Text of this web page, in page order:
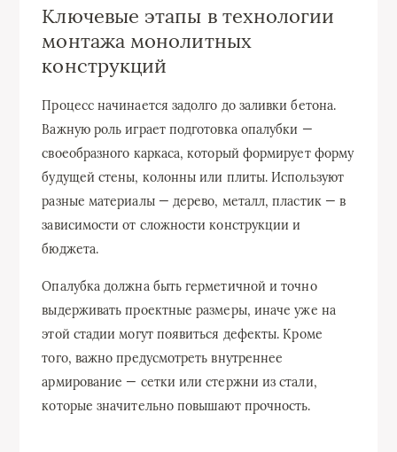
Ключевые этапы в технологии
монтажа монолитных
конструкций
Процесс начинается задолго до заливки бетона.
Важную роль играет подготовка опалубки —
своеобразного каркаса, который формирует форму
будущей стены, колонны или плиты. Используют
разные материалы — дерево, металл, пластик — в
зависимости от сложности конструкции и
бюджета.
Опалубка должна быть герметичной и точно
выдерживать проектные размеры, иначе уже на
этой стадии могут появиться дефекты. Кроме
того, важно предусмотреть внутреннее
армирование — сетки или стержни из стали,
которые значительно повышают прочность.